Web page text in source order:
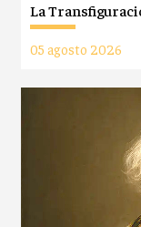
La
05 agosto 2026